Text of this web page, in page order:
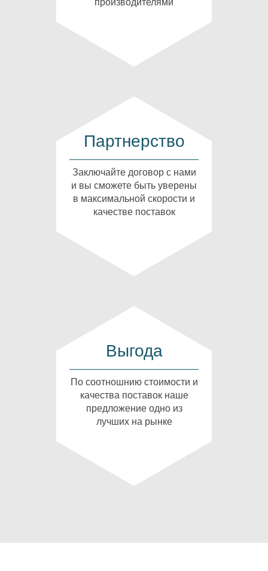
производителями
Партнерство
Заключайте договор с нами
и вы сможете быть уверены
в максимальной скорости и
качестве поставок
Выгода
По соотношнию стоимости и
качества поставок наше
предложение одно из
лучших на рынке